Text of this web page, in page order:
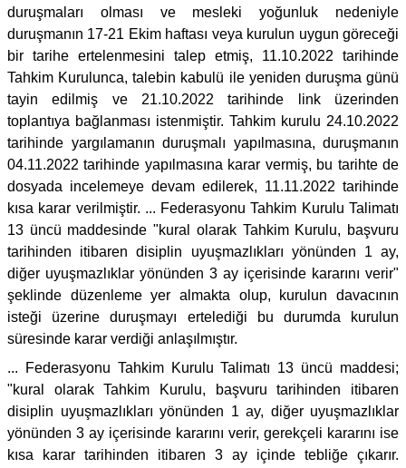
duruşmaları olması ve mesleki yoğunluk nedeniyle
duruşmanın 17-21 Ekim haftası veya kurulun uygun göreceği
bir tarihe ertelenmesini talep etmiş, 11.10.2022 tarihinde
Tahkim Kurulunca, talebin kabulü ile yeniden duruşma günü
tayin edilmiş ve 21.10.2022 tarihinde link üzerinden
toplantıya bağlanması istenmiştir. Tahkim kurulu 24.10.2022
tarihinde yargılamanın duruşmalı yapılmasına, duruşmanın
04.11.2022 tarihinde yapılmasına karar vermiş, bu tarihte de
dosyada incelemeye devam edilerek, 11.11.2022 tarihinde
kısa karar verilmiştir. ... Federasyonu Tahkim Kurulu Talimatı
13 üncü maddesinde "kural olarak Tahkim Kurulu, başvuru
tarihinden itibaren disiplin uyuşmazlıkları yönünden 1 ay,
diğer uyuşmazlıklar yönünden 3 ay içerisinde kararını verir"
şeklinde düzenleme yer almakta olup, kurulun davacının
isteği üzerine duruşmayı ertelediği bu durumda kurulun
süresinde karar verdiği anlaşılmıştır.
... Federasyonu Tahkim Kurulu Talimatı 13 üncü maddesi;
"kural olarak Tahkim Kurulu, başvuru tarihinden itibaren
disiplin uyuşmazlıkları yönünden 1 ay, diğer uyuşmazlıklar
yönünden 3 ay içerisinde kararını verir, gerekçeli kararını ise
kısa karar tarihinden itibaren 3 ay içinde tebliğe çıkarır.